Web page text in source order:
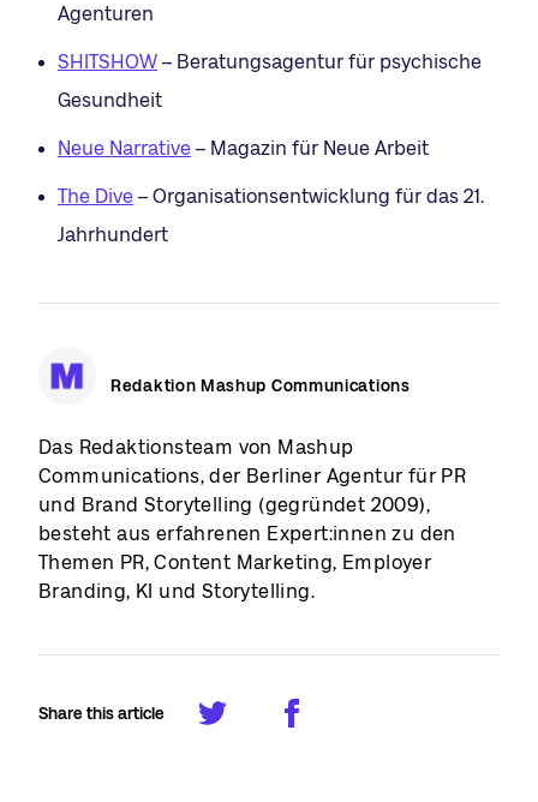
Agenturen
SHITSHOW – Beratungsagentur für psychische
Gesundheit
Neue Narrative – Magazin für Neue Arbeit
The Dive – Organisationsentwicklung für das 21.
Jahrhundert
Redaktion Mashup Communications
Das Redaktionsteam von Mashup
Communications, der Berliner Agentur für PR
und Brand Storytelling (gegründet 2009),
besteht aus erfahrenen Expert:innen zu den
Themen PR, Content Marketing, Employer
Branding, KI und Storytelling.
Share this article